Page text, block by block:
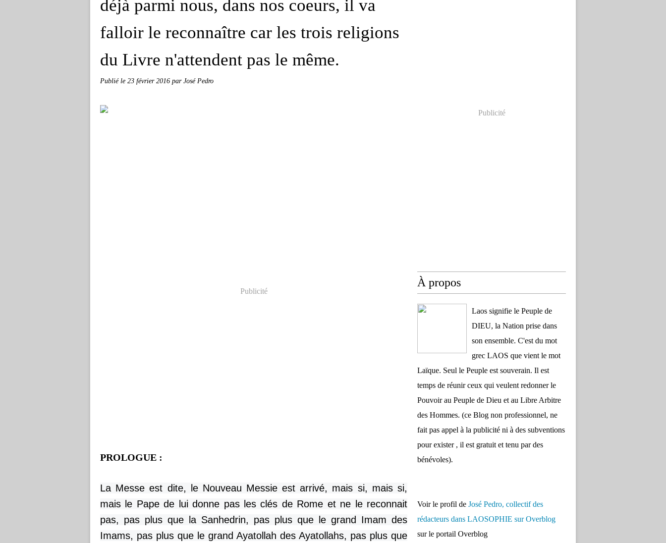
déjà parmi nous, dans nos coeurs, il va
falloir le reconnaître car les trois religions
du Livre n'attendent pas le même.
Publié le 23 février 2016 par José Pedro
Publicité
PROLOGUE :
La Messe est dite, le Nouveau Messie est arrivé, mais si, mais si,
mais le Pape de lui donne pas les clés de Rome et ne le reconnait
pas, pas plus que la Sanhedrin, pas plus que le grand Imam des
Imams, pas plus que le grand Ayatollah des Ayatollahs, pas plus que
Publicité
À propos
Laos signifie le Peuple de
DIEU, la Nation prise dans
son ensemble. C'est du mot
grec LAOS que vient le mot
Laïque. Seul le Peuple est souverain. Il est
temps de réunir ceux qui veulent redonner le
Pouvoir au Peuple de Dieu et au Libre Arbitre
des Hommes. (ce Blog non professionnel, ne
fait pas appel à la publicité ni à des subventions
pour exister , il est gratuit et tenu par des
bénévoles).
Voir le profil de José Pedro, collectif des
rédacteurs dans LAOSOPHIE sur Overblog
sur le portail Overblog